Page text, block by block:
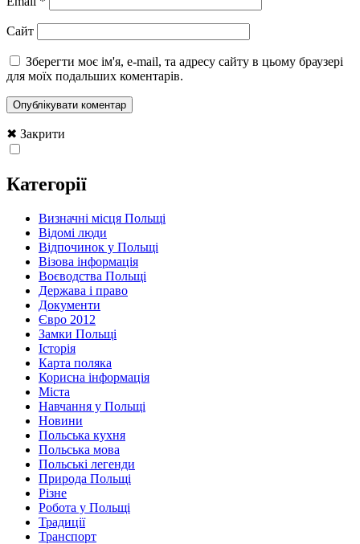
Сайт
Зберегти моє ім'я, e-mail, та адресу сайту в цьому браузері
для моїх подальших коментарів.
✖ Закрити
Категорії
Визначні місця Польщі
Відомі люди
Відпочинок у Польщі
Візова інформація
Воєводства Польщі
Держава і право
Документи
Євро 2012
Замки Польщі
Історія
Карта поляка
Корисна інформація
Міста
Навчання у Польщі
Новини
Польська кухня
Польська мова
Польські легенди
Природа Польщі
Різне
Робота у Польщі
Традиції
Транспорт